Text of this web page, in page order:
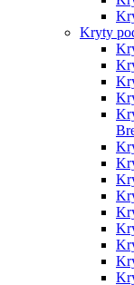
Kryty